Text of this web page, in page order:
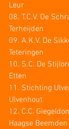
Leur
08. T.C.V. De
Terheijden
09. A.K.V. De
Teteringen
10. S.C. De
Etten
11. Stichting
Ulvenhout
12. C.C.
Haagse Beemden